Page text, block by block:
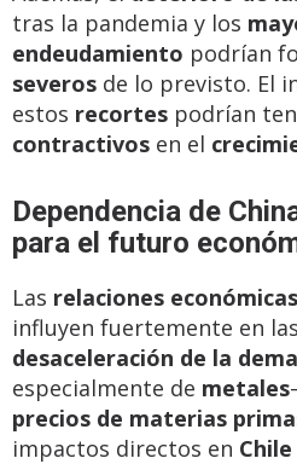
tras la pandemia y los
endeudamiento podrían
severos de lo previsto. El
estos recortes podrían
contractivos en el
Dependencia de
para el futuro
Las relaciones
influyen fuertemente en las
desaceleración de la
especialmente de metales
precios de materias
impactos directos en